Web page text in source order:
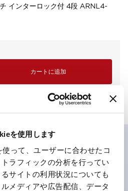
を使用します
って、ユーザーに合わせたコ
ラフィックの分析を行ってい
サイトの利用状況についても
メディアや広告配信、データ
インターロック付 4段 ARNL4-
カートに追加
左右に頻繁に方向転換させると